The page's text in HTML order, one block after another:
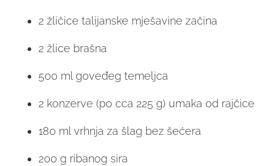
2 žličice talijanske mješavine začina
2 žlice brašna
500 ml goveđeg temeljca
2 konzerve (po cca 225 g) umaka od rajčice
180 ml vrhnja za šlag bez šećera
200 g ribanog sira